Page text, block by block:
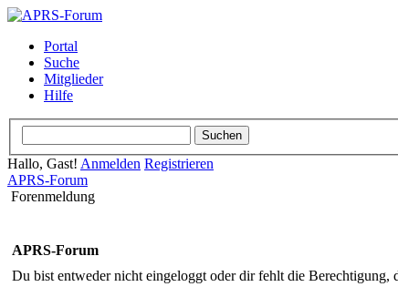
Portal
Suche
Mitglieder
Hilfe
Hallo, Gast! Anmelden Registrieren
APRS-Forum
Forenmeldung
APRS-Forum
Du bist entweder nicht eingeloggt oder dir fehlt die Berechtigung,